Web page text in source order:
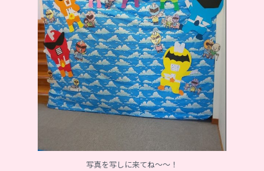
写真を写しに来てね～～！